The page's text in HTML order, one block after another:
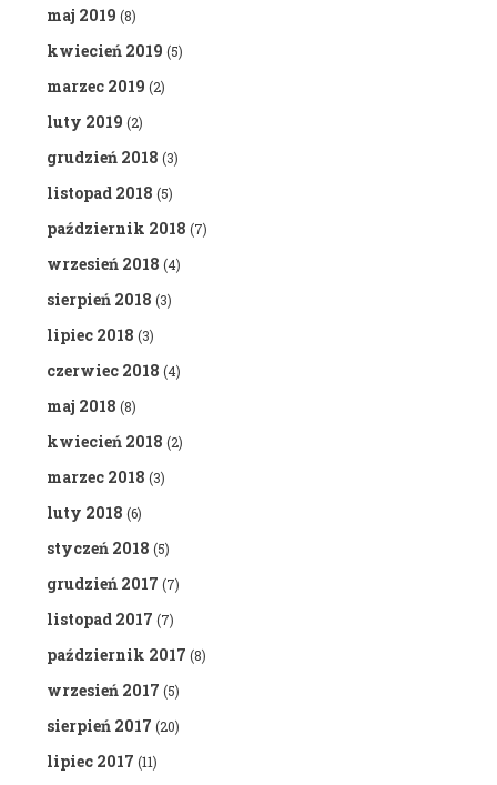
maj 2019 (8)
kwiecień 2019 (5)
marzec 2019 (2)
luty 2019 (2)
grudzień 2018 (3)
listopad 2018 (5)
październik 2018 (7)
wrzesień 2018 (4)
sierpień 2018 (3)
lipiec 2018 (3)
czerwiec 2018 (4)
maj 2018 (8)
kwiecień 2018 (2)
marzec 2018 (3)
luty 2018 (6)
styczeń 2018 (5)
grudzień 2017 (7)
listopad 2017 (7)
październik 2017 (8)
wrzesień 2017 (5)
sierpień 2017 (20)
lipiec 2017 (11)